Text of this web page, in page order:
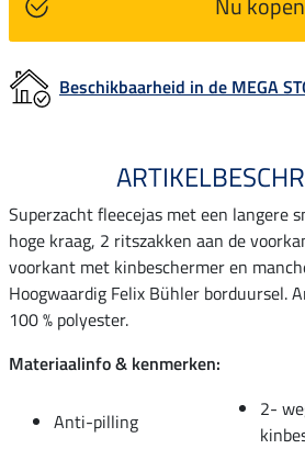
Beschikbaarheid in de MEGA
Superzacht fleecejas met een langere
hoge kraag, 2 ritszakken aan de
voorkant met kinbeschermer en
Hoogwaardig Felix Bühler borduursel.
100 % polyester.
Materiaalinfo & kenmerken:
Anti-pilling
2-